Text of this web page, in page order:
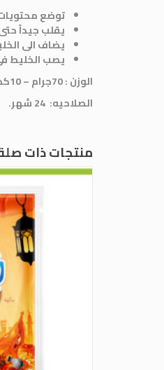
توضع محتويات العبوه فى
يقلب جيداً
يضاف الى الخليط كوب أخر
يصب الخليط فى أطباق
الوزن:70جرام – 10كجم .
الصلاحيه: 24 شهر .
منتجات ذات